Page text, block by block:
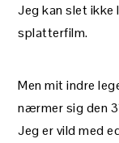
Jeg kan slet ikke
splatterfilm.
Men mit indre
nærmer sig den
Jeg er vild med